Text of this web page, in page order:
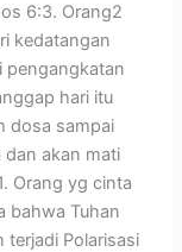
6:3. Orang2
kedatangan
pengangkatan
hari itu
dosa sampai
dan akan mati
Orang yg cinta
bahwa Tuhan
terjadi Polarisasi